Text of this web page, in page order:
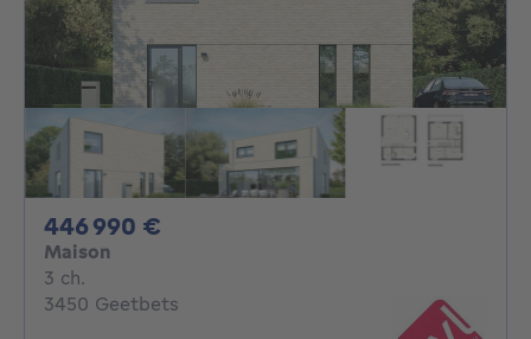
446 990 €
Maison
3 ch.
3450 Geetbets